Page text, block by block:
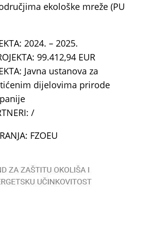
ekološke mreže (PU
2024. – 2025.
99.412,94 EUR
Javna ustanova za
dijelovima prirode
/
FZOEU